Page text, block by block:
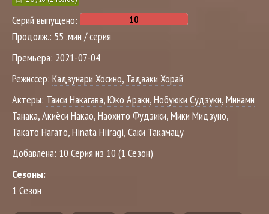
Серий выпущено:
Продолж.: 55 .мин / серия
Премьера: 2021-07-04
Режиссер: Кадзунари Хосино, Тадааки Хорай
Актеры: Таиси Накагава,Юко Араки,Нобуюки Судзуки,Минами
Танака,Акиёси Накао,Наохито Фудзики,Мики Мидзуно,
Такато Нагато,Hinata Hiiragi,Саки Такамацу
Добавлена: 10 Серия из 10 (1 Сезон)
Сезоны:
1 Сезон